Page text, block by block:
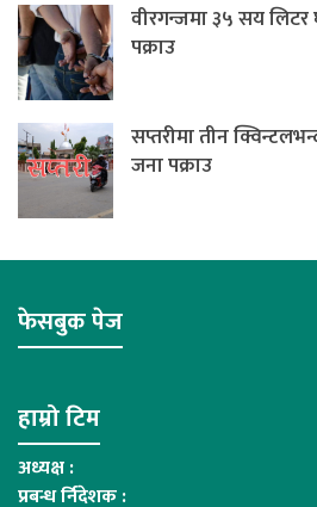
वीरगन्जमा ३५ सय लिटर
पक्राउ
सप्तरीमा तीन
जना पक्राउ
फेसबुक पेज
हाम्रो टिम
अध्यक्ष :
प्रबन्ध र्निदेशक :